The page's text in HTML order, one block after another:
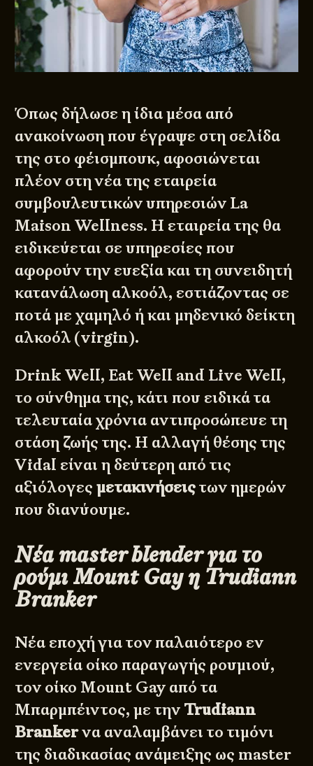
Όπως δήλωσε η ίδια μέσα από
ανακοίνωση που έγραψε στη σελίδα
της στο φέισμπουκ, αφοσιώνεται
πλέον στη νέα της εταιρεία
συμβουλευτικών υπηρεσιών La
Maison Wellness. Η εταιρεία της θα
ειδικεύεται σε υπηρεσίες που
αφορούν την ευεξία και τη συνειδητή
κατανάλωση αλκοόλ, εστιάζοντας σε
ποτά με χαμηλό ή και μηδενικό δείκτη
αλκοόλ (virgin).
Drink Well, Eat Well and Live Well,
το σύνθημα της, κάτι που ειδικά τα
τελευταία χρόνια αντιπροσώπευε τη
στάση ζωής της. Η αλλαγή θέσης της
Vidal είναι η δεύτερη από τις
αξιόλογεςμετακινήσειςτων ημερών
που διανύουμε.
Νέα master blender για το
ρούμι Mount Gay η Trudiann
Branker
Νέα εποχή για τον παλαιότερο εν
ενεργεία οίκο παραγωγής ρουμιού,
τον οίκο Mount Gay από τα
Μπαρμπέιντος, με την Trudiann
Brankerνα αναλαμβάνει το τιμόνι
της διαδικασίας ανάμειξης ως master